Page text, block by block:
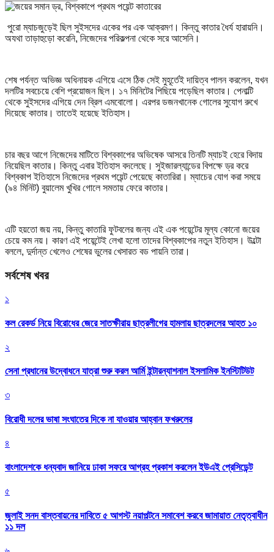
পুরো ম্যাচজুড়েই ছিল সুইসদের একের পর এক আক্রমণ। কিন্তু কাতার ধৈর্য হারায়নি।
অযথা তাড়াহুড়ো করেনি, নিজেদের পরিকল্পনা থেকে সরে আসেনি।
শেষ পর্যন্ত অভিজ্ঞ অধিনায়ক এগিয়ে এসে ঠিক সেই মুহূর্তেই দায়িত্ব পালন করলেন, যখন
দলটির সবচেয়ে বেশি প্রয়োজন ছিল। ১৭ মিনিটের পিছিয়ে পড়েছিল কাতার। পেনাল্টি
থেকে সুইসদের এগিয়ে দেন ব্রিল এমবোলো। এরপর ডজনখানেক গোলের সুযোগ রুখে
দিয়েছে কাতার। তাতেই হয়েছে ইতিহাস।
চার বছর আগে নিজেদের মাটিতে বিশ্বকাপের অভিষেক আসরে তিনটি ম্যাচই হেরে বিদায়
নিয়েছিল কাতার। কিন্তু এবার ইতিহাস বদলেছে। সুইজারল্যান্ডের বিপক্ষে ড্র করে
বিশ্বকাপ ইতিহাসে নিজেদের প্রথম পয়েন্ট পেয়েছে কাতারিরা। ম্যাচের যোগ করা সময়ে
(৯৪ মিনিট) বুয়ালেম খুখির গোলে সমতায় ফেরে কাতার।
এটি হয়তো জয় নয়, কিন্তু কাতারি ফুটবলের জন্য এই এক পয়েন্টের মূল্য কোনো জয়ের
চেয়ে কম নয়। কারণ এই পয়েন্টেই লেখা হলো তাদের বিশ্বকাপের নতুন ইতিহাস। উল্টো
বললে, দুর্দান্ত খেলেও শেষের ভুলের খেসারত বড পায়নি তারা।
সর্বশেষ খবর
১
কল রেকর্ড নিয়ে বিরোধের জেরে সাতক্ষীরায় ছাত্রলীগের হামলায় ছাত্রদলের আহত ১০
২
সেনা প্রধানের উদ্বোধনে যাত্রা শুরু করল আর্মি ইন্টারন্যাশনাল ইসলামিক ইনস্টিটিউট
৩
বিরোধী দলের ভাষা সংঘাতের দিকে না যাওয়ার আহ্বান ফখরুলের
৪
বাংলাদেশকে ধন্যবাদ জানিয়ে ঢাকা সফরে আগ্রহ প্রকাশ করলেন ইউএই প্রেসিডেন্ট
৫
জুলাই সনদ বাস্তবায়নের দাবিতে ৫ আগস্ট নয়াপল্টনে সমাবেশ করবে জামায়াত নেতৃত্বাধীন
১১ দল